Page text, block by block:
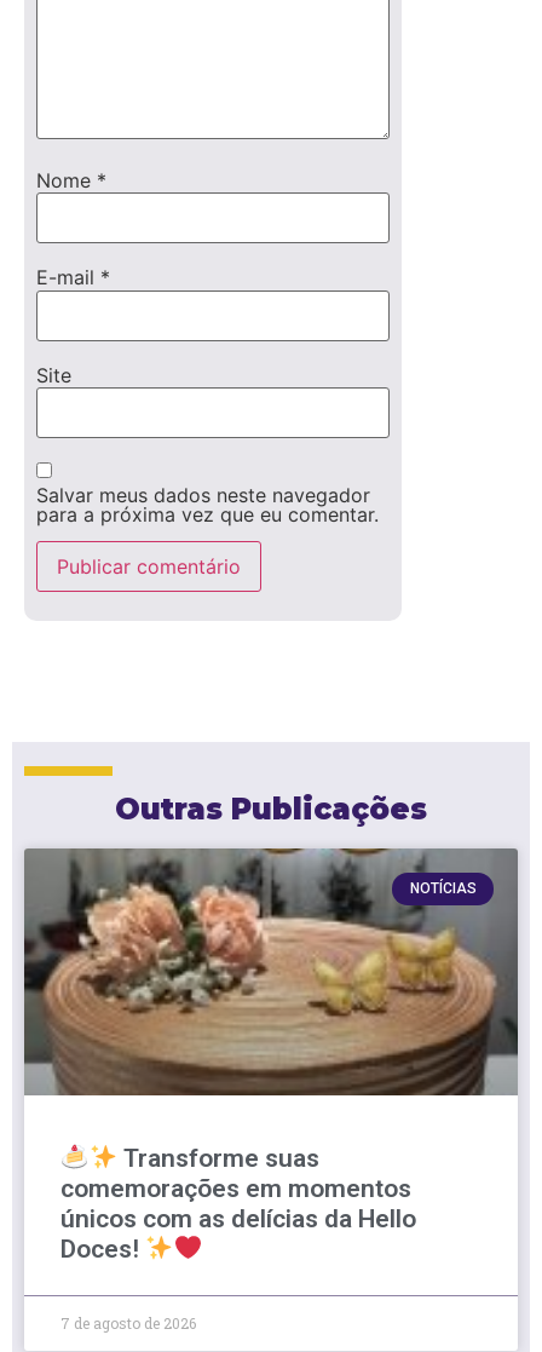
Nome *
E-mail *
Site
Salvar meus dados neste navegador
para a próxima vez que eu comentar.
Outras Publicações
NOTÍCIAS
Transforme suas
comemorações em momentos
únicos com as delícias da Hello
Doces!
7 de agosto de 2026